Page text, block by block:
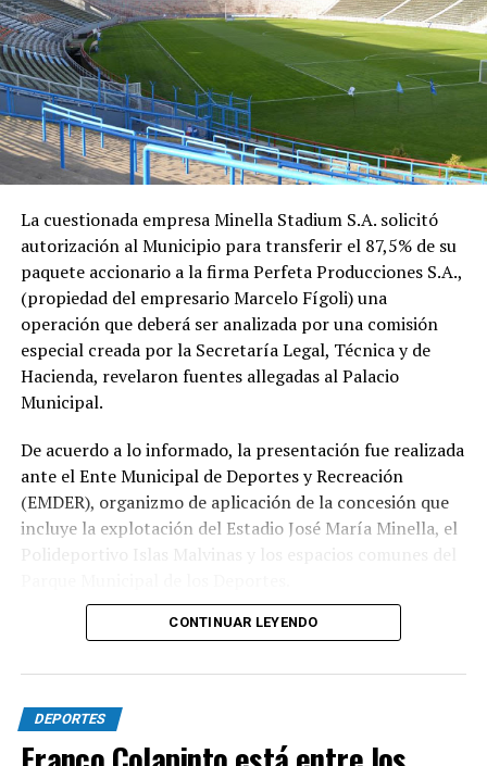
La cuestionada empresa Minella Stadium S.A. solicitó
autorización al Municipio para transferir el 87,5% de su
paquete accionario a la firma Perfeta Producciones S.A.,
(propiedad del empresario Marcelo Fígoli) una
operación que deberá ser analizada por una comisión
especial creada por la Secretaría Legal, Técnica y de
Hacienda, revelaron fuentes allegadas al Palacio
Municipal.
De acuerdo a lo informado, la presentación fue realizada
ante el Ente Municipal de Deportes y Recreación
(EMDER), organizmo de aplicación de la concesión que
incluye la explotación del Estadio José María Minella, el
Polideportivo Islas Malvinas y los espacios comunes del
A tal efecto, el secretario Legal, Técnico y de
Comisión ad hoc que tendrá la responsabilidad de
analizar la documentación presentada por la
concesionaria y determinar si la operación se ajusta a las
exigencias previstas en el contrato y en la normativa
CONTINUAR LEYENDO
DEPORTES